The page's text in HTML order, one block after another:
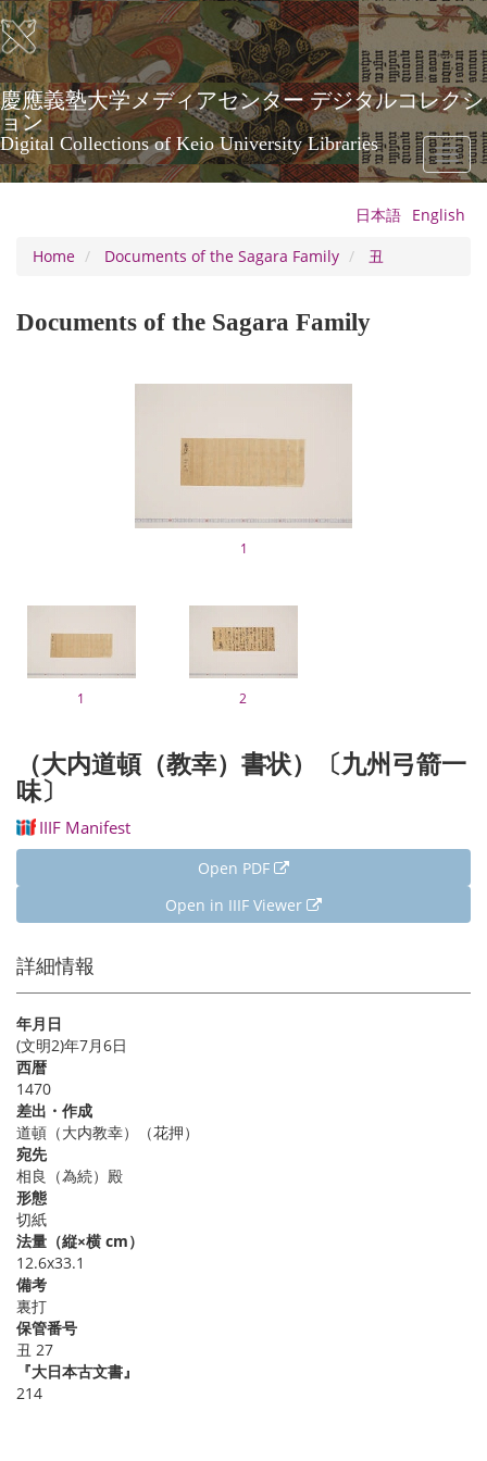
Skip
to
main
content
慶應義塾大学メディアセンター デジタルコレクシ
ョン
Digital Collections of Keio University Libraries
Toggle
日本語 English
Home
Documents of the Sagara Family 丑
Documents of the Sagara Family
1
1 2
（大内道頓（教幸）書状）〔九州弓箭一
味〕
IIIF Manifest
Open PDF
Open in IIIF Viewer
詳細情報
年月日
(文明2)年7月6日
西暦
1470
差出・作成
道頓（大内教幸）（花押）
宛先
相良（為続）殿
形態
切紙
法量（縦×横 cm）
12.6x33.1
備考
裏打
保管番号
丑 27
『大日本古文書』
214